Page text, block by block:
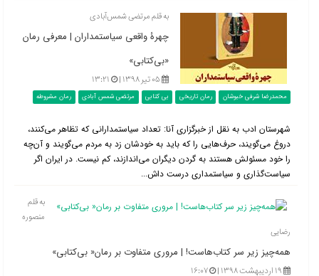
به قلم مرتضی شمس‌آبادی
چهرۀ واقعی سیاستمداران | معرفی رمان
«بی‌کتابی»
۰۵ تیر ۱۳۹۸ | ۱۳:۲۱
محمدرضا شرفی خبوشان رمان تاریخی بی کتابی مرتضی شمس آبادی رمان مشروطه
شهرستان ادب به نقل از خبرگزاری آنا:‌ تعداد سیاستمدارانی که تظاهر می‌کنند،
دروغ می‌گویند، حرف‌هایی را که باید به خودشان زد به مردم می‌گویند و آن‌چه
را خود مسئولش هستند به گردن دیگران می‌اندازند، کم نیست. در ایران اگر
سیاست‌گذاری و سیاستمداری درست داش...
به قلم
منصوره
رضایی
همه‌چیز زیر سر کتاب‌هاست! | مروری متفاوت بر رمان« بی‌كتابی»
۱۹ اردیبهشت ۱۳۹۸ | ۱۶:۰۷